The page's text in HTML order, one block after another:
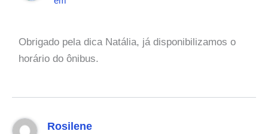
Obrigado pela dica Natália, já disponibilizamos o
horário do ônibus.
Rosilene